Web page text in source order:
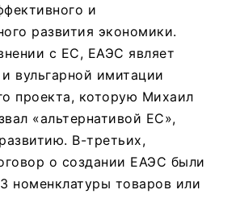
и
развития экономики.
с ЕС, ЕАЭС являет
вульгарной имитации
проекта, которую Михаил
«альтернативой ЕС»,
В-третьих,
о создании ЕАЭС были
номенклатуры товаров или